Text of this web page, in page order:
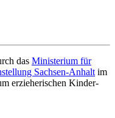
das Ministerium für
Sachsen-Anhalt im
erzieherischen Kinder-